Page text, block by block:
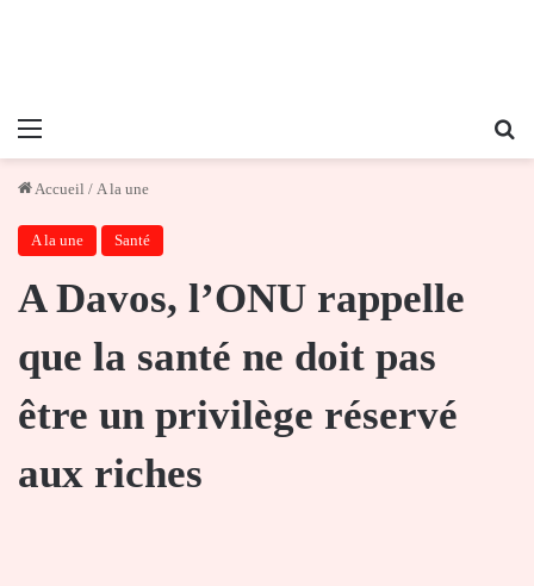
Menu
Accueil / A la une
A la une Santé
A Davos, l’ONU rappelle
que la santé ne doit pas
être un privilège réservé
aux riches